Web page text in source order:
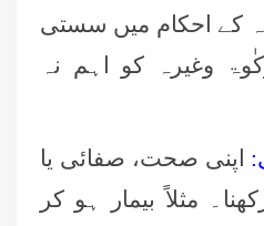
کے احکام میں سستی
وغیرہ کو اہم نہ
اپنی صحت، صفائی یا
مثلاً بیمار ہو کر